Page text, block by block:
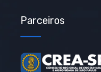
Parceiros